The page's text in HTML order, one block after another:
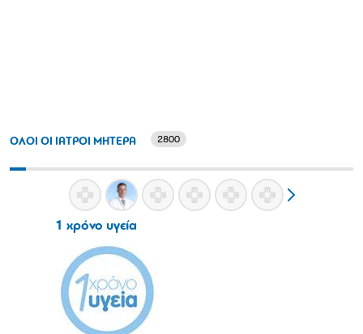
ΟΛΟΙ ΟΙ ΙΑΤΡΟΙ ΜΗΤΕΡΑ 2800
1 χρόνο υγεία